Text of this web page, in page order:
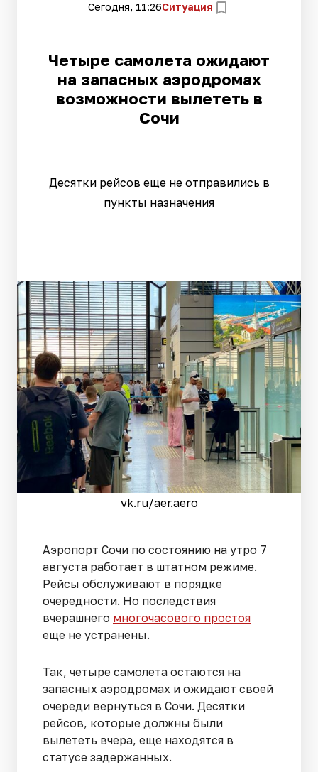
Сегодня, 11:26Ситуация
Четыре самолета ожидают
на запасных аэродромах
возможности вылететь в
Сочи
Десятки рейсов еще не отправились в
пункты назначения
vk.ru/aer.aero
Аэропорт Сочи по состоянию на утро 7
августа работает в штатном режиме.
Рейсы обслуживают в порядке
очередности. Но последствия
вчерашнего многочасового простоя
еще не устранены.
Так, четыре самолета остаются на
запасных аэродромах и ожидают своей
очереди вернуться в Сочи. Десятки
рейсов, которые должны были
вылететь вчера, еще находятся в
статусе задержанных.